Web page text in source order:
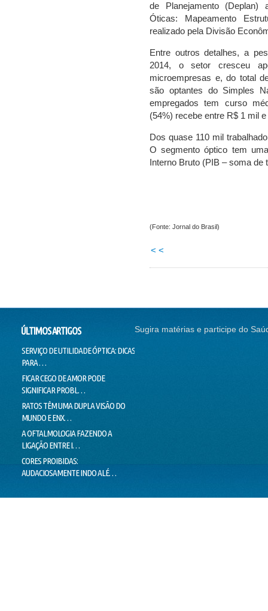
de Planejamento (Deplan)
Óticas: Mapeamento
realizado pela Divisão
Entre outros detalhes, a
2014, o setor cresceu
microempresas e, do total
são optantes do Simples
empregados tem curso
(54%) recebe entre R$ 1 mil
Dos quase 110 mil
O segmento óptico tem
Interno Bruto (PIB – soma
(Fonte: Jornal do Brasil)
< <
ÚLTIMOS ARTIGOS
SERVIÇO DE UTILIDADE ÓPTICA: DICAS
PARA …
FICAR CEGO DE AMOR PODE
SIGNIFICAR PROBL…
RATOS TÊM UMA DUPLA VISÃO DO
MUNDO E ENX…
A OFTALMOLOGIA FAZENDO A
LIGAÇÃO ENTRE I…
CORES PROIBIDAS:
AUDACIOSAMENTE INDO ALÉ…
Sugira matérias e participe do